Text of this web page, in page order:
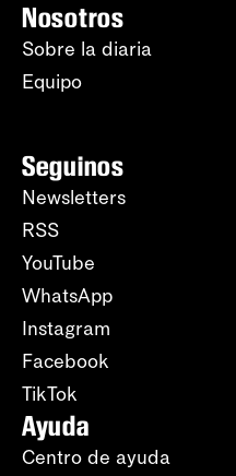
Nosotros
Sobre la diaria
Equipo
Seguinos
Newsletters
RSS
YouTube
WhatsApp
Instagram
Facebook
TikTok
Ayuda
Centro de ayuda